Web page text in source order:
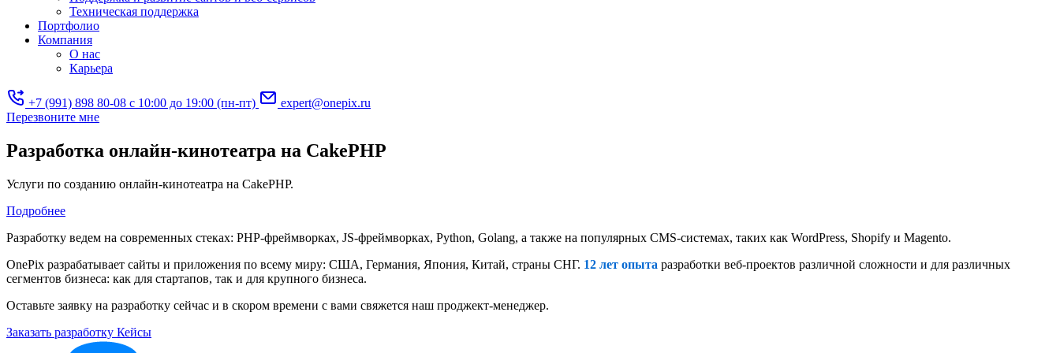
Техническая поддержка
Портфолио
Компания
О нас
Карьера
+7 (991) 898 80-08 с 10:00 до 19:00 (пн-пт)
expert@onepix.ru
Перезвоните мне
Разработка онлайн-кинотеатра на CakePHP
Услуги по созданию онлайн-кинотеатра на CakePHP.
Подробнее
Разработку ведем на современных стеках: PHP-фреймворках, JS-фреймворках, Python, Golang, а также на популярных CMS-системах, таких как WordPress, Shopify и Magento.
OnePix разрабатывает сайты и приложения по всему миру: США, Германия, Япония, Китай, страны СНГ. 12 лет опыта разработки веб-проектов различной сложности и для различных
сегментов бизнеса: как для стартапов, так и для крупного бизнеса.
Оставьте заявку на разработку сейчас и в скором времени c вами свяжется наш проджект-менеджер.
Заказать разработку Кейсы